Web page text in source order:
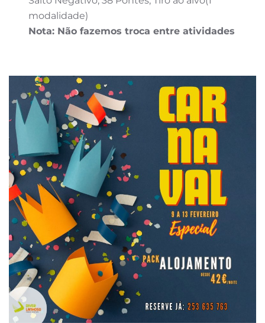
modalidade)
Nota: Não fazemos troca entre atividades